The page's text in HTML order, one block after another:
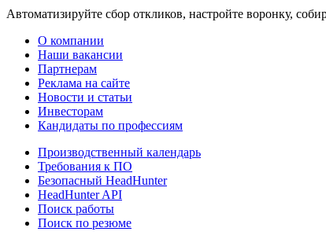
Автоматизируйте сбор откликов, настройте воронку,
О компании
Наши вакансии
Партнерам
Реклама на сайте
Новости и статьи
Инвесторам
Кандидаты по профессиям
Производственный календарь
Требования к ПО
Безопасный HeadHunter
HeadHunter API
Поиск работы
Поиск по резюме